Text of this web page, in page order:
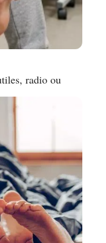
radio ou